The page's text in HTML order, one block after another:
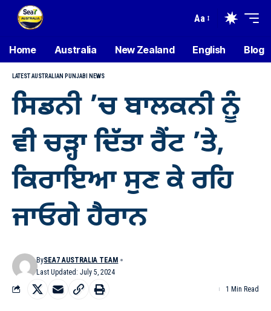
Aa
Home Australia New Zealand English Blog
LATEST AUSTRALIAN PUNJABI NEWS
ਸਿਡਨੀ ’ਚ ਬਾਲਕਨੀ ਨੂੰ
ਵੀ ਚੜ੍ਹਾ ਦਿੱਤਾ ਰੈਂਟ ’ਤੇ,
ਕਿਰਾਇਆ ਸੁਣ ਕੇ ਰਹਿ
ਜਾਓਗੇ ਹੈਰਾਨ
Last Updated: July 5, 2024
BySEA7 AUSTRALIA TEAM
1 Min Read